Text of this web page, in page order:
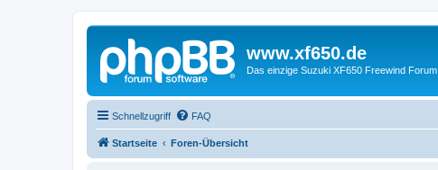
www.xf650.de
Das einzige Suzuki XF650 Freewind Forum
Schnellzugriff FAQ
Startseite Foren-Übersicht